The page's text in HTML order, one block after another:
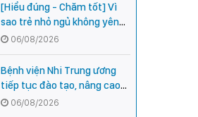
[Hiểu đúng - Chăm tốt] Vì
sao trẻ nhỏ ngủ không yên
giấc - Đâu là bình thường,
đâu là dấu hiệu cần đi khám
ngay?
06/08/2026
Bệnh viện Nhi Trung ương
tiếp tục đào tạo, nâng cao
năng lực khám, chữa bệnh
06/08/2026